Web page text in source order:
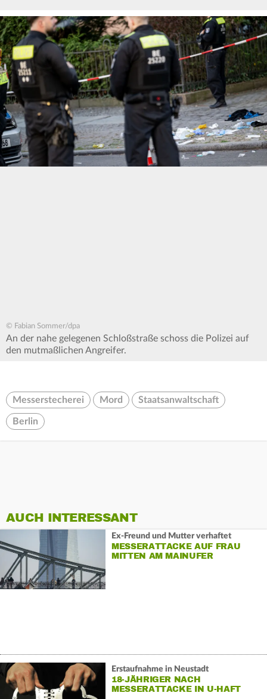
© Fabian Sommer/dpa
An der nahe gelegenen Schloßstraße schoss die Polizei auf
den mutmaßlichen Angreifer.
Messerstecherei Mord Staatsanwaltschaft
Berlin
AUCH INTERESSANT
Ex-Freund und Mutter verhaftet
MESSERATTACKE AUF FRAU
MITTEN AM MAINUFER
Erstaufnahme in Neustadt
18-JÄHRIGER NACH
MESSERATTACKE IN U-HAFT